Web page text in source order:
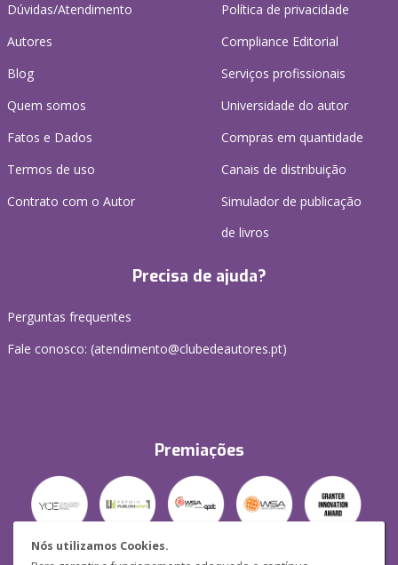
Nós utilizamos Cookies.
Dúvidas/Atendimento
Autores
Blog
Quem somos
Fatos e Dados
Termos de uso
Contrato com o Autor
Política de privacidade
Compliance Editorial
Serviços profissionais
Universidade do autor
Compras em quantidade
Canais de distribuição
Simulador de publicação
de livros
Precisa de ajuda?
Perguntas frequentes
Fale conosco: (atendimento@clubedeautores.pt)
Premiações